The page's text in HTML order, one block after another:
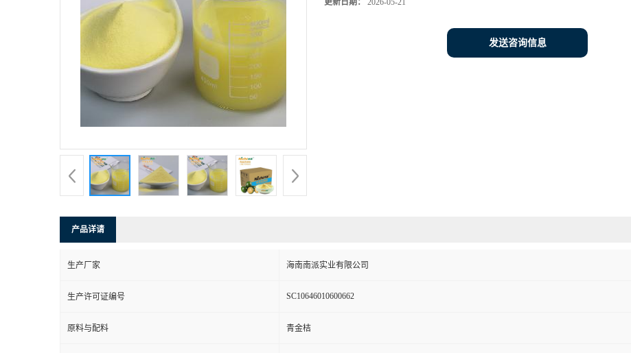
发送咨询信息
产品详请
生产厂家 海南南派实业有限公司
生产许可证编号 SC10646010600662
原料与配料 青金桔